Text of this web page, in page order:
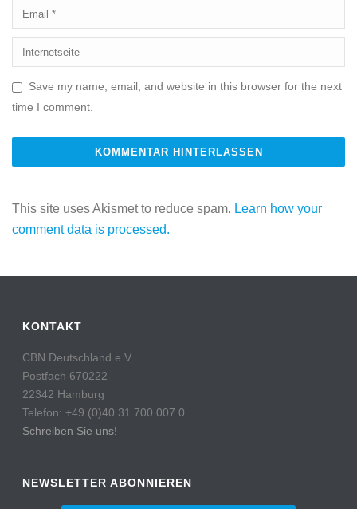
Save my name, email, and website in this browser for the next
time I comment.
This site uses Akismet to reduce spam. Learn how your
comment data is processed.
KONTAKT
CBN Deutschland e.V.
Postfach 670222
22342 Hamburg
Telefon: +49 (0)40 31 700 007 0
Schreiben Sie uns!
NEWSLETTER ABONNIEREN